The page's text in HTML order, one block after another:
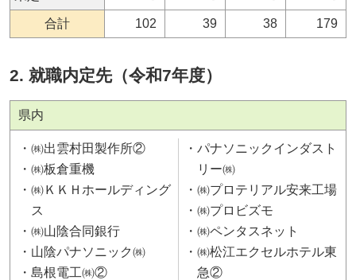
合計 102 39 38 179
2. 就職内定先（令和7年度）
県内
㈱出雲村田製作所②
㈱板倉重機
㈱ＫＫＨホールディング
ス
㈱山陰合同銀行
山陰パナソニック㈱
島根電工㈱②
パナソニックインダスト
リー㈱
㈱プロテリアル安来工場
㈱プロビズモ
㈱ペンタスネット
㈱松江エクセルホテル東
急②